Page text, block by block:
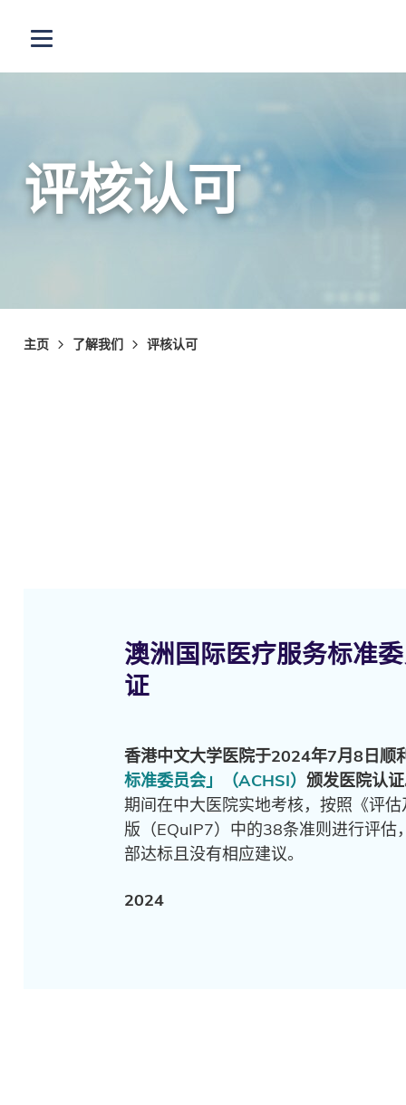
打开选单
评核认可
主页 了解我们 评核认可
澳洲国际医疗服务标准
证
香港中文大学医院于2024年7月8日顺
标准委员会」（ACHSI）颁发医院认证
期间在中大医院实地考核，按照《评
版（EQuIP7）中的38条准则进行评
部达标且没有相应建议。
2024